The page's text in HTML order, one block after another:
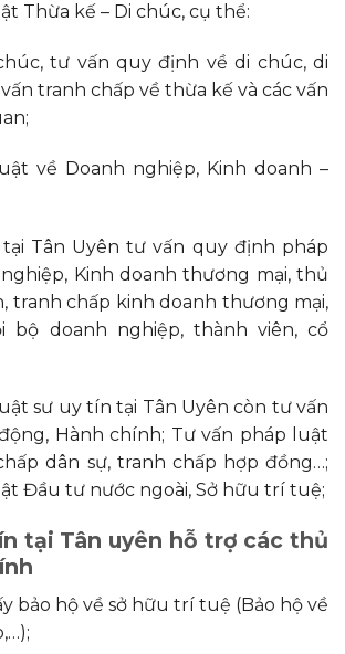
Thừa kế – Di chúc, cụ thể:
tư vấn quy định về di chúc, di
tranh chấp về thừa kế và các vấn
về Doanh nghiệp, Kinh doanh –
Tân Uyên tư vấn quy định pháp
Kinh doanh thương mại, thủ
tranh chấp kinh doanh thương mại,
bộ doanh nghiệp, thành viên, cổ
sư uy tín tại Tân Uyên còn tư vấn
Hành chính; Tư vấn pháp luật
dân sự, tranh chấp hợp đồng…;
Đầu tư nước ngoài, Sở hữu trí tuệ;
tại Tân uyên hỗ trợ các thủ
bảo hộ về sở hữu trí tuệ (Bảo hộ về